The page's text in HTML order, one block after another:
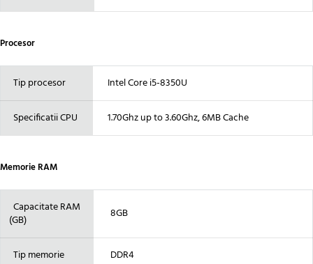
Procesor
Tip procesor Intel Core i5-8350U
Specificatii CPU 1.70Ghz up to 3.60Ghz, 6MB Cache
Memorie RAM
Capacitate RAM
(GB)
8GB
Tip memorie DDR4